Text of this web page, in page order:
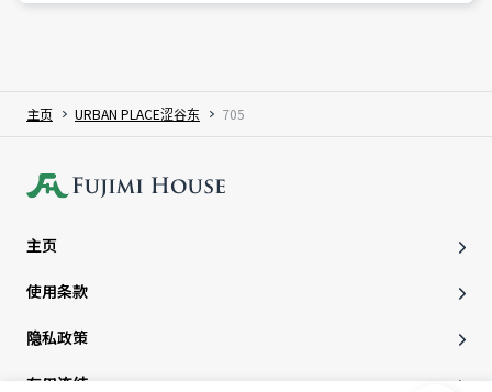
主页 URBAN PLACE涩谷东 705
主页
使用条款
隐私政策
有用连结